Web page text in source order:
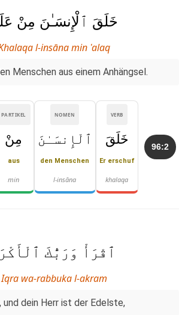
خَلَقَ ٱلْإِنسَـٰنَ مِنْ
l-insāna min ʿalaq
Menschen aus einem Anhängsel.
96:2
VERB
خَلَقَ
Er erschuf
khalaqa
NOMEN
ٱلْإِنسَـٰنَ
den Menschen
l-insāna
PARTIKEL
مِنْ
aus
min
ٱقْرَأْ وَرَبُّكَ
Iqra wa-rabbuka l-akram
und dein Herr ist der Edelste,